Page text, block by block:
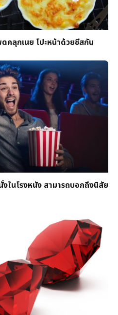
คลุกเนย โปะหน้าด้วยชีสกัน
ในโรงหนัง สามารถบอกถึงนิสัย